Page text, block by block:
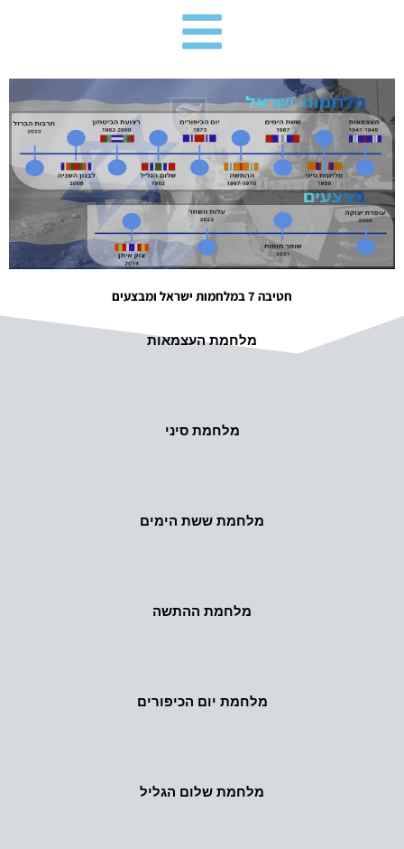
חטיבה 7 במלחמות ישראל ומבצעים
מלחמת העצמאות
מלחמת סיני
מלחמת ששת הימים
מלחמת ההתשה
מלחמת יום הכיפורים
מלחמת שלום הגליל